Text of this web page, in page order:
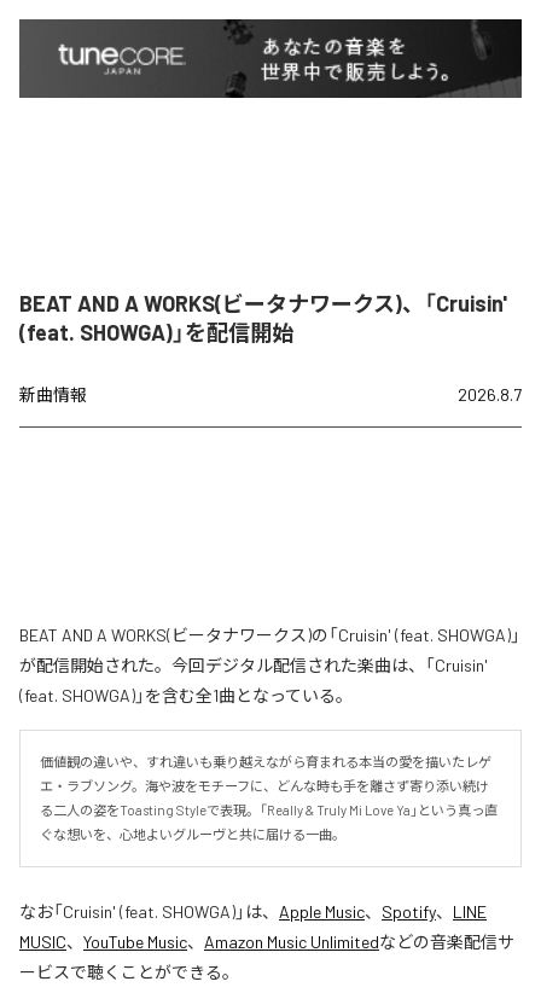
BEAT AND A WORKS(ビータナワークス)、「Cruisin'
(feat. SHOWGA)」を配信開始
新曲情報 2026.8.7
BEAT AND A WORKS(ビータナワークス)の「Cruisin' (feat. SHOWGA)」
が配信開始された。今回デジタル配信された楽曲は、「Cruisin'
(feat. SHOWGA)」を含む全1曲となっている。
価値観の違いや、すれ違いも乗り越えながら育まれる本当の愛を描いたレゲ
エ・ラブソング。海や波をモチーフに、どんな時も手を離さず寄り添い続け
る二人の姿をToasting Styleで表現。「Really & Truly Mi Love Ya」という真っ直
ぐな想いを、心地よいグルーヴと共に届ける一曲。
なお「Cruisin' (feat. SHOWGA)」は、 Apple Music、 Spotify、 LINE
MUSIC、 YouTube Music、 Amazon Music Unlimitedなどの音楽配信サ
ービスで聴くことができる。